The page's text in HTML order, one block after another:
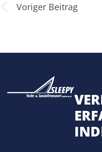
Voriger Beitrag